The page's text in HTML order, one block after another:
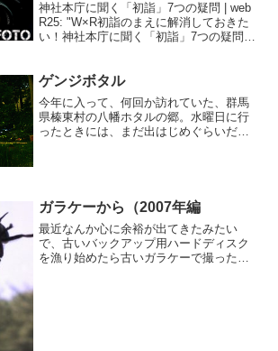
神社本庁に聞く「初詣」7つの疑問 | web
R25: "W×R初詣のまえに解消しておきた
い！神社本庁に聞く「初詣」7つの疑問
確認事項。...
ゲンジボタル
今年に入って、何回か訪れていた、群馬
県榛東村の八幡ホタルの郷。水曜日に行
ったときには、まだ出はじめぐらいだっ
ガラケーから（2007年編
最近なんか心に余裕が出てきたみたい
で、古いバックアップ用ハードディスク
を漁り始めたら古いガラケーで撮った写